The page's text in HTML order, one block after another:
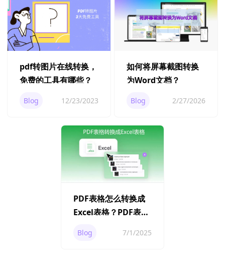
pdf转图片在线转换，
免费的工具有哪些？
Blog 12/23/2023
如何将屏幕截图转换
为Word文档？
Blog 2/27/2026
PDF表格怎么转换成
Excel表格？PDF表转
Blog 7/1/2025